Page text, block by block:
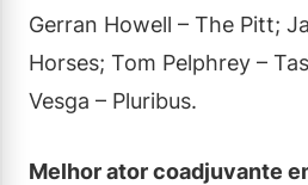
Gerran Howell – The Pitt;
Horses; Tom Pelphrey –
Vesga – Pluribus.
Melhor ator coadjuvante